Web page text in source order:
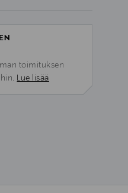
toimituksen
Lue lisää